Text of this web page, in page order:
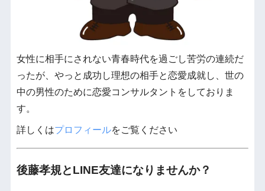
女性に相手にされない青春時代を過ごし苦労の連続だ
ったが、やっと成功し理想の相手と恋愛成就し、世の
中の男性のために恋愛コンサルタントをしておりま
す。
詳しくはプロフィールをご覧ください
後藤孝規とLINE友達になりませんか？